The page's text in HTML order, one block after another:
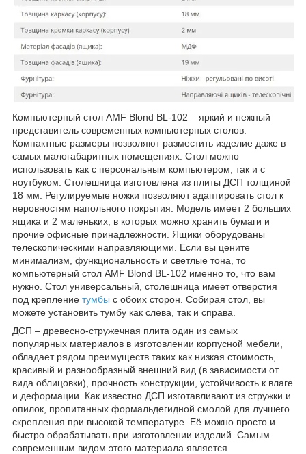
Компьютерный стол AMF Blond BL-102 – яркий и нежный
представитель современных компьютерных столов.
Компактные размеры позволяют разместить изделие даже в
самых малогабаритных помещениях. Стол можно
использовать как с персональным компьютером, так и с
ноутбуком. Столешница изготовлена из плиты ДСП толщиной
18 мм. Регулируемые ножки позволяют адаптировать стол к
неровностям напольного покрытия. Модель имеет 2 больших
ящика и 2 маленьких, в которых можно хранить бумаги и
прочие офисные принадлежности. Ящики оборудованы
телескопическими направляющими. Если вы цените
минимализм, функциональность и светлые тона, то
компьютерный стол AMF Blond BL-102 именно то, что вам
нужно. Стол универсальный, столешница имеет отверстия
под крепление тумбы с обоих сторон. Собирая стол, вы
можете установить тумбу как слева, так и справа.
ДСП – древесно-стружечная плита один из самых
популярных материалов в изготовлении корпусной мебели,
обладает рядом преимуществ таких как низкая стоимость,
красивый и разнообразный внешний вид (в зависимости от
вида облицовки), прочность конструкции, устойчивость к влаге
и деформации. Как известно ДСП изготавливают из стружки и
опилок, пропитанных формальдегидной смолой для лучшего
скрепления при высокой температуре. Её можно просто и
быстро обрабатывать при изготовлении изделий. Самым
современным видом этого материала является